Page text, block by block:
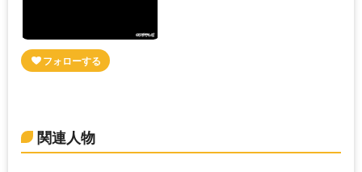
関連人物